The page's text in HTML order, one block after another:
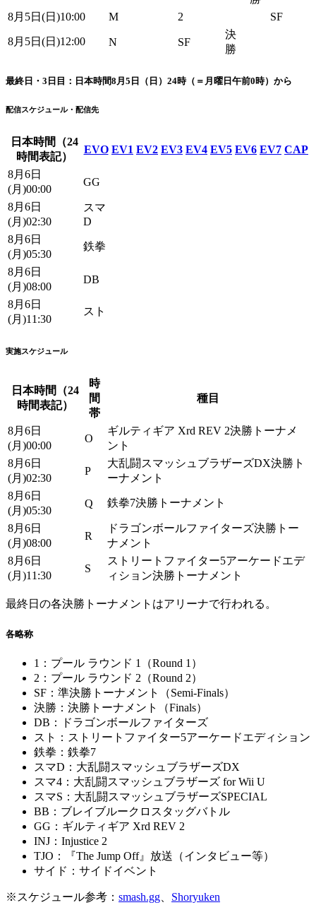
8月5日(日)10:00
M 2 SF
8月5日(日)12:00 N SF
決
勝
最終日・3日目：日本時間8月5日（日）24時（＝月曜日午前0時）から
配信スケジュール・配信先
日本時間（24
時間表記）
EVO EV1 EV2 EV3 EV4 EV5 EV6 EV7 CAP
8月6日
(月)00:00
GG
8月6日
(月)02:30
スマ
D
8月6日
(月)05:30
鉄拳
8月6日
(月)08:00
DB
8月6日
(月)11:30
スト
実施スケジュール
日本時間（24
時間表記）
時
間
帯
種目
8月6日
(月)00:00
O
ギルティギア Xrd REV 2決勝トーナメ
ント
8月6日
(月)02:30
P
大乱闘スマッシュブラザーズDX決勝ト
ーナメント
8月6日
(月)05:30
Q 鉄拳7決勝トーナメント
8月6日
(月)08:00
R
ドラゴンボールファイターズ決勝トー
ナメント
8月6日
(月)11:30
S
ストリートファイター5アーケードエデ
ィション決勝トーナメント
最終日の各決勝トーナメントはアリーナで行われる。
各略称
1：プール ラウンド 1（Round 1）
2：プール ラウンド 2（Round 2）
SF：準決勝トーナメント（Semi-Finals）
決勝：決勝トーナメント（Finals）
DB：ドラゴンボールファイターズ
スト：ストリートファイター5アーケードエディション
鉄拳：鉄拳7
スマD：大乱闘スマッシュブラザーズDX
スマ4：大乱闘スマッシュブラザーズ for Wii U
スマS：大乱闘スマッシュブラザーズSPECIAL
BB：ブレイブルークロスタッグバトル
GG：ギルティギア Xrd REV 2
INJ：Injustice 2
TJO：『The Jump Off』放送（インタビュー等）
サイド：サイドイベント
※スケジュール参考： smash.gg Shoryuken